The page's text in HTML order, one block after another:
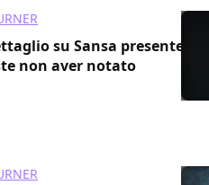
su Sansa presente
non aver notato